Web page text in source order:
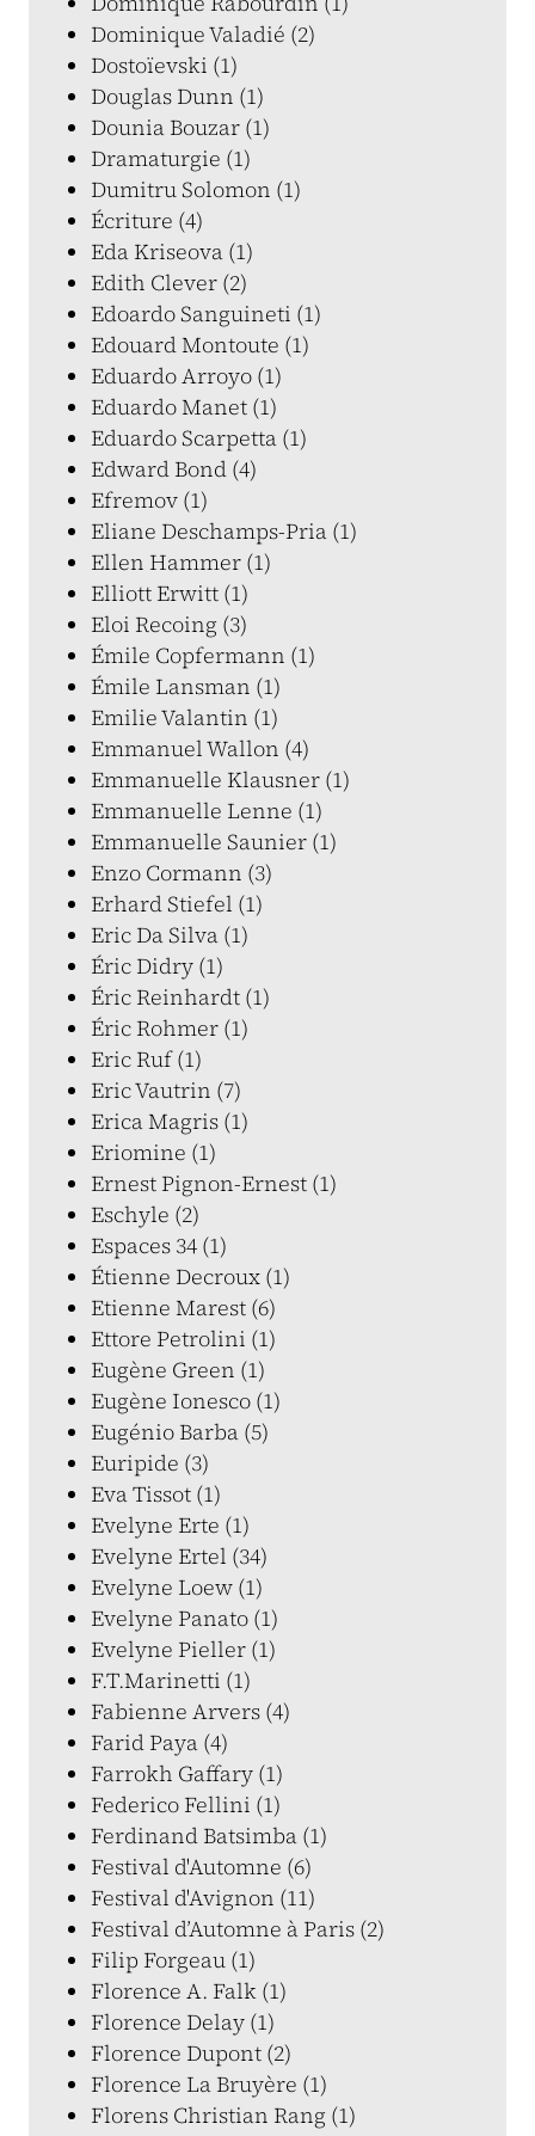
Dominique Valadié (2)
Dostoïevski (1)
Douglas Dunn (1)
Dounia Bouzar (1)
Dramaturgie (1)
Dumitru Solomon (1)
Écriture (4)
Eda Kriseova (1)
Edith Clever (2)
Edoardo Sanguineti (1)
Edouard Montoute (1)
Eduardo Arroyo (1)
Eduardo Manet (1)
Eduardo Scarpetta (1)
Edward Bond (4)
Efremov (1)
Eliane Deschamps-Pria (1)
Ellen Hammer (1)
Elliott Erwitt (1)
Eloi Recoing (3)
Émile Copfermann (1)
Émile Lansman (1)
Emilie Valantin (1)
Emmanuel Wallon (4)
Emmanuelle Klausner (1)
Emmanuelle Lenne (1)
Emmanuelle Saunier (1)
Enzo Cormann (3)
Erhard Stiefel (1)
Eric Da Silva (1)
Éric Didry (1)
Éric Reinhardt (1)
Éric Rohmer (1)
Eric Ruf (1)
Eric Vautrin (7)
Erica Magris (1)
Eriomine (1)
Ernest Pignon-Ernest (1)
Eschyle (2)
Espaces 34 (1)
Étienne Decroux (1)
Etienne Marest (6)
Ettore Petrolini (1)
Eugène Green (1)
Eugène Ionesco (1)
Eugénio Barba (5)
Euripide (3)
Eva Tissot (1)
Evelyne Erte (1)
Evelyne Ertel (34)
Evelyne Loew (1)
Evelyne Panato (1)
Evelyne Pieller (1)
F.T.Marinetti (1)
Fabienne Arvers (4)
Farid Paya (4)
Farrokh Gaffary (1)
Federico Fellini (1)
Ferdinand Batsimba (1)
Festival d'Automne (6)
Festival d'Avignon (11)
Festival d’Automne à Paris (2)
Filip Forgeau (1)
Florence A. Falk (1)
Florence Delay (1)
Florence Dupont (2)
Florence La Bruyère (1)
Florens Christian Rang (1)